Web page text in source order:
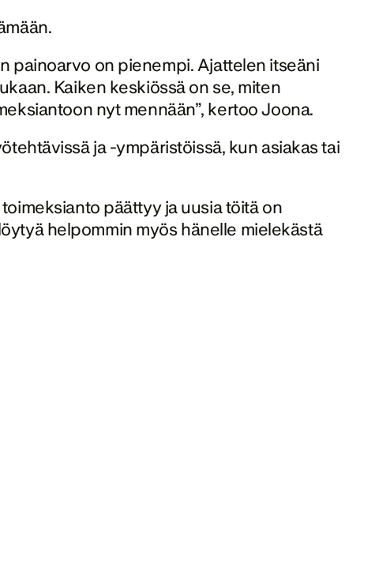
painoarvo on pienempi. Ajattelen itseäni
Kaiken keskiössä on se, miten
nyt mennään”, kertoo Joona.
ja -ympäristöissä, kun asiakas tai
päättyy ja uusia töitä on
helpommin myös hänelle mielekästä